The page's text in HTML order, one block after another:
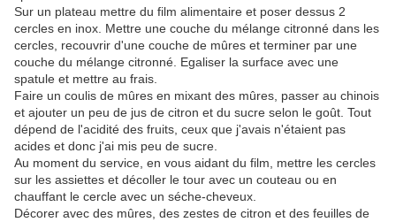
Sur un plateau mettre du film alimentaire et poser dessus 2
cercles en inox. Mettre une couche du mélange citronné dans les
cercles, recouvrir d'une couche de mûres et terminer par une
couche du mélange citronné. Egaliser la surface avec une
spatule et mettre au frais.
Faire un coulis de mûres en mixant des mûres, passer au chinois
et ajouter un peu de jus de citron et du sucre selon le goût. Tout
dépend de l'acidité des fruits, ceux que j'avais n'étaient pas
acides et donc j'ai mis peu de sucre.
Au moment du service, en vous aidant du film, mettre les cercles
sur les assiettes et décoller le tour avec un couteau ou en
chauffant le cercle avec un séche-cheveux.
Décorer avec des mûres, des zestes de citron et des feuilles de